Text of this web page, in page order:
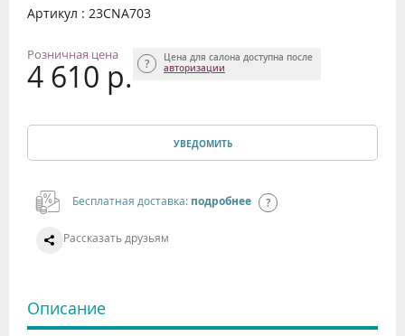
Артикул : 23CNA703
Розничная цена
4 610 р.
Цена для салона доступна после
авторизации
УВЕДОМИТЬ
Бесплатная доставка: подробнее
Рассказать друзьям
Описание